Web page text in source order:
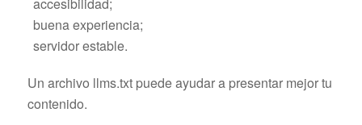
accesibilidad;
buena experiencia;
servidor estable.
Un archivo llms.txt puede ayudar a presentar mejor tu
contenido.